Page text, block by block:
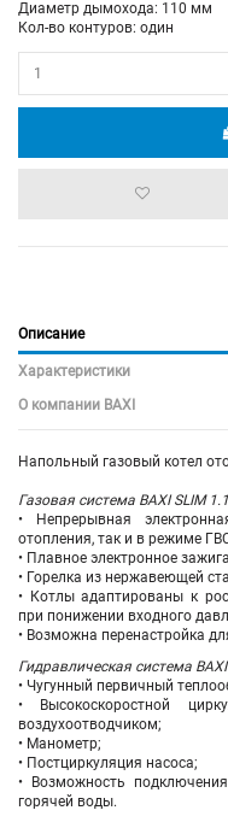
Диаметр дымохода: 110 мм
Кол-во контуров: один
Описание
Характеристики
О компании BAXI
Напольный газовый котел
Газовая система BAXI SLIM
• Непрерывная
отопления, так и в режиме
• Плавное электронное
• Горелка из нержавеющей
• Котлы адаптированы к
при понижении входного
• Возможна перенастройка
Гидравлическая система
• Чугунный первичный
• Высокоскоростной
воздухоотводчиком;
• Манометр;
• Постциркуляция насоса;
• Возможность
горячей воды.